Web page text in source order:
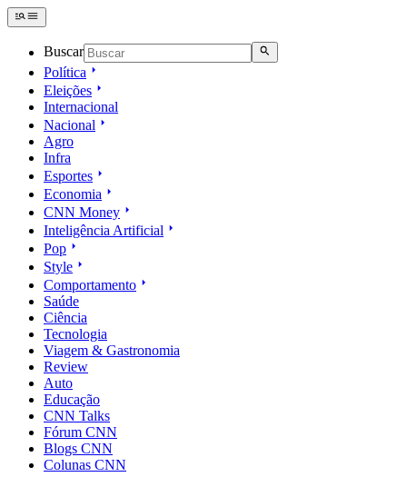
Buscar
Política
Eleições
Internacional
Nacional
Agro
Infra
Esportes
Economia
CNN Money
Inteligência Artificial
Pop
Style
Comportamento
Saúde
Ciência
Tecnologia
Viagem & Gastronomia
Review
Auto
Educação
CNN Talks
Fórum CNN
Blogs CNN
Colunas CNN